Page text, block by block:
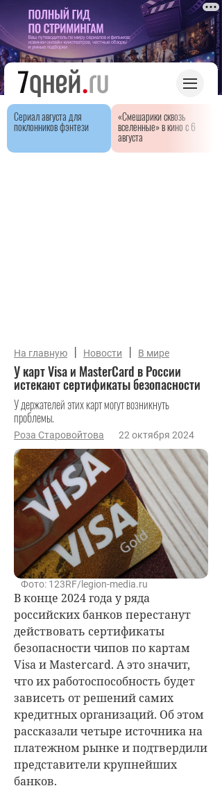
Сериал августа для
поклонников фэнтези
«Смешарики сквозь
вселенные» в кино с 6
августа
На главную | Новости | В мире
У карт Visa и MasterCard в России
истекают сертификаты безопасности
У держателей этих карт могут возникнуть
проблемы.
Роза Старовойтова 22 октября 2024
Фото: 123RF/legion-media.ru
В конце 2024 года у ряда
российских банков перестанут
действовать сертификаты
безопасности чипов по картам
Visa и Mastercard. А это значит,
что их работоспособность будет
зависеть от решений самих
кредитных организаций. Об этом
рассказали четыре источника на
платежном рынке и подтвердили
представители крупнейших
банков.